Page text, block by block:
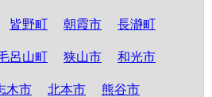
皆野町 朝霞市 長瀞町
呂山町 狭山市 和光市
木市 北本市 熊谷市